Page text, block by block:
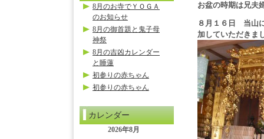
お盆の時期は兄夫
８月１６日 当山
加していただきま
8月のお寺でＹＯＧＡ
のお知らせ
8月の御首題と鬼子母
神祭
8月の吉凶カレンダー
と睡蓮
初参りの赤ちゃん
初参りの赤ちゃん
カレンダー
2026年8月